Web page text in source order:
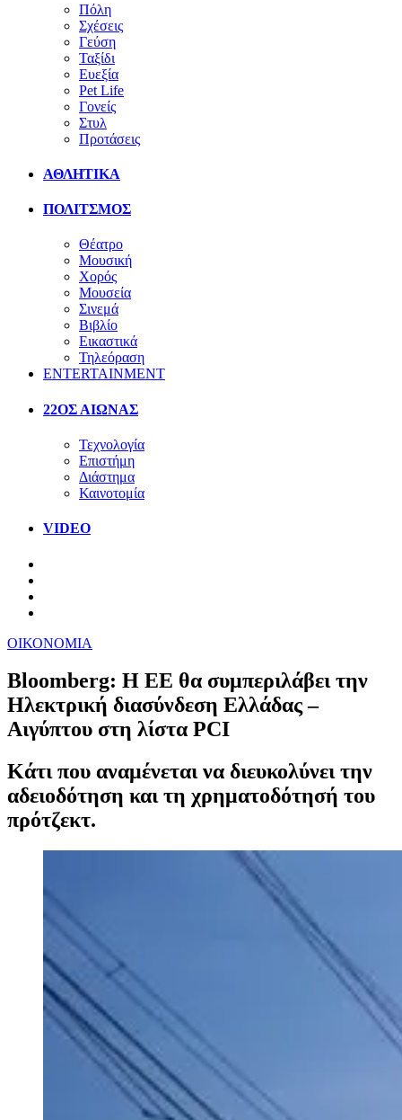
Πόλη
Σχέσεις
Γεύση
Ταξίδι
Ευεξία
Pet Life
Γονείς
Στυλ
Προτάσεις
ΑΘΛΗΤΙΚΑ
ΠΟΛΙΤΣΜΟΣ
Θέατρο
Μουσική
Χορός
Μουσεία
Σινεμά
Βιβλίο
Εικαστικά
Τηλεόραση
ENTERTAINMENT
22ΟΣ ΑΙΩΝΑΣ
Τεχνολογία
Επιστήμη
Διάστημα
Καινοτομία
VIDEO
ΟΙΚΟΝΟΜΙΑ
Bloomberg: Η ΕΕ θα συμπεριλάβει την
Ηλεκτρική διασύνδεση Ελλάδας –
Αιγύπτου στη λίστα PCI
Κάτι που αναμένεται να διευκολύνει την
αδειοδότηση και τη χρηματοδότησή του
πρότζεκτ.